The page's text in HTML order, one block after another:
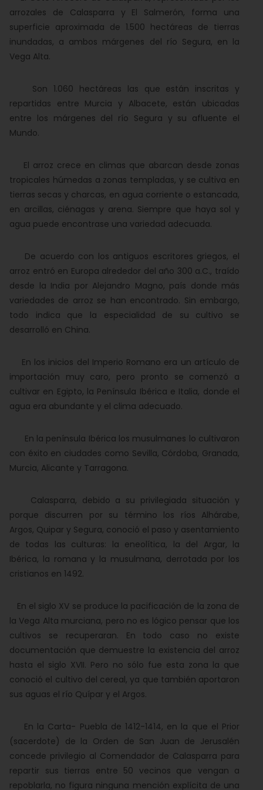
arrozales de Calasparra y El Salmerón, forma una
superficie aproximada de 1.500 hectáreas de tierras
inundadas, a ambos márgenes del río Segura, en la
Vega Alta.
Son 1.060 hectáreas las que están inscritas y
repartidas entre Murcia y Albacete, están ubicadas
entre los márgenes del río Segura y su afluente el
Mundo.
El arroz crece en climas que abarcan desde zonas
tropicales húmedas a zonas templadas, y se cultiva en
tierras secas y charcas, en agua corriente o estancada,
en arcillas, ciénagas y arena. Siempre que haya sol y
agua puede encontrase una variedad adecuada.
De acuerdo con los antiguos escritores griegos, el
arroz entró en Europa alrededor del año 300 a.C., traído
desde la India por Alejandro Magno, país donde más
variedades de arroz se han encontrado. Sin embargo,
todo indica que la especialidad de su cultivo se
desarrolló en China.
En los inicios del Imperio Romano era un artículo de
importación muy caro, pero pronto se comenzó a
cultivar en Egipto, la Península Ibérica e Italia, donde el
agua era abundante y el clima adecuado.
En la península Ibérica los musulmanes lo cultivaron
con éxito en ciudades como Sevilla, Córdoba, Granada,
Murcia, Alicante y Tarragona.
Calasparra, debido a su privilegiada situación y
porque discurren por su término los ríos Alhárabe,
Argos, Quipar y Segura, conoció el paso y asentamiento
de todas las culturas: la eneolítica, la del Argar, la
Ibérica, la romana y la musulmana, derrotada por los
cristianos en 1492.
En el siglo XV se produce la pacificación de la zona de
la Vega Alta murciana, pero no es lógico pensar que los
cultivos se recuperaran. En todo caso no existe
documentación que demuestre la existencia del arroz
hasta el siglo XVII. Pero no sólo fue esta zona la que
conoció el cultivo del cereal, ya que también aportaron
sus aguas el río Quípar y el Argos.
En la Carta- Puebla de 1412-1414, en la que el Prior
(sacerdote) de la Orden de San Juan de Jerusalén
concede privilegio al Comendador de Calasparra para
repartir sus tierras entre 50 vecinos que vengan a
repoblarla, no figura ninguna mención explícita de una